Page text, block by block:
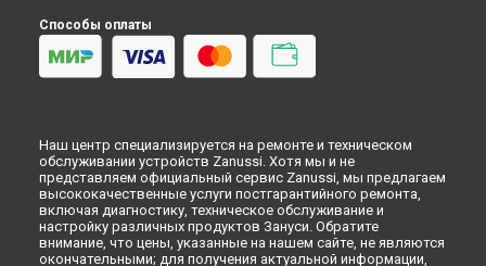
Заправка фреоном морозильной камеры Zanussi в
Заправка фреоном морозильной камеры Zanussi в
Оренбурге
Новокузнецке
Заправка фреоном морозильной камеры Zanussi вРязани
Заправка фреоном морозильной камеры Zanussi в
Астрахани
Заправка фреоном морозильной камеры Zanussi в
Липецке
Способы оплаты
Наш центр специализируется на ремонте и техническом
обслуживании устройств Zanussi. Хотя мы и не
представляем официальный сервис Zanussi, мы предлагаем
высококачественные услуги постгарантийного ремонта,
включая диагностику, техническое обслуживание и
настройку различных продуктов Зануси. Обратите
внимание, что цены, указанные на нашем сайте, не являются
окончательными; для получения актуальной информации,